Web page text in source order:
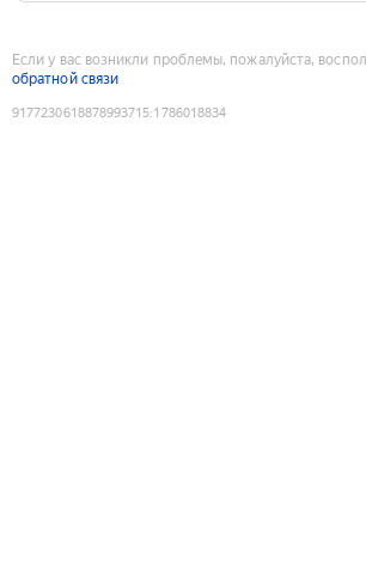
Если у вас возникли проблемы, пожалуйста,
обратной связи
9177230618878993715:1786018834